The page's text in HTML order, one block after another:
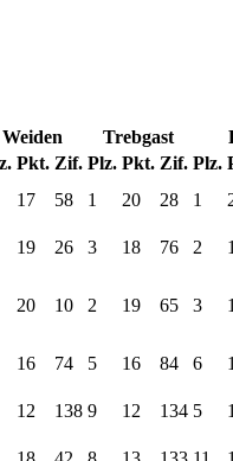
Weiden Trebgast
Pkt. Zif. Plz. Pkt. Zif. Plz.
17 58 1 20 28 1
19 26 3 18 76 2
20 10 2 19 65 3
16 74 5 16 84 6
12 138 9 12 134 5